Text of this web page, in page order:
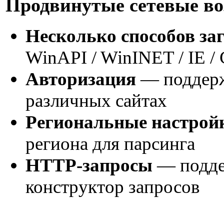
Продвинутые сетевые
Несколько способов
WinAPI / WinINET / IE /
Авторизация —
различных сайтах
Региональные
региона для парсинга
HTTP-запросы —
конструктор запросов